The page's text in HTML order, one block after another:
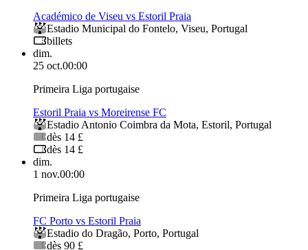
Académico de Viseu vs Estoril Praia
Estadio Municipal do Fontelo, Viseu, Portugal
billets
dim.
25 oct.00:00
Primeira Liga portugaise
Estoril Praia vs Moreirense FC
Estadio Antonio Coimbra da Mota, Estoril, Portugal
dès 14 £
dès 14 £
dim.
1 nov.00:00
Primeira Liga portugaise
FC Porto vs Estoril Praia
Estadio do Dragão, Porto, Portugal
dès 90 £